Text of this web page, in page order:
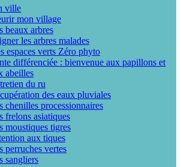
ville
mon village
beaux arbres
les arbres malades
espaces verts Zéro phyto
différenciée : bienvenue aux papillons et
abeilles
du ru
des eaux pluviales
chenilles processionnaires
frelons asiatiques
moustiques tigres
aux tiques
perruches vertes
sangliers